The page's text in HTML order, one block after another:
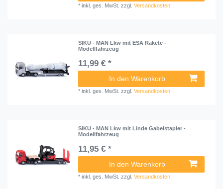
*inkl. ges. MwSt. zzgl.Versandkosten
SIKU - MAN Lkw mit ESA Rakete -
Modellfahrzeug
11,99 € *
In den Warenkorb
*inkl. ges. MwSt. zzgl.Versandkosten
SIKU - MAN Lkw mit Linde Gabelstapler -
Modellfahrzeug
11,95 € *
In den Warenkorb
*inkl. ges. MwSt. zzgl.Versandkosten